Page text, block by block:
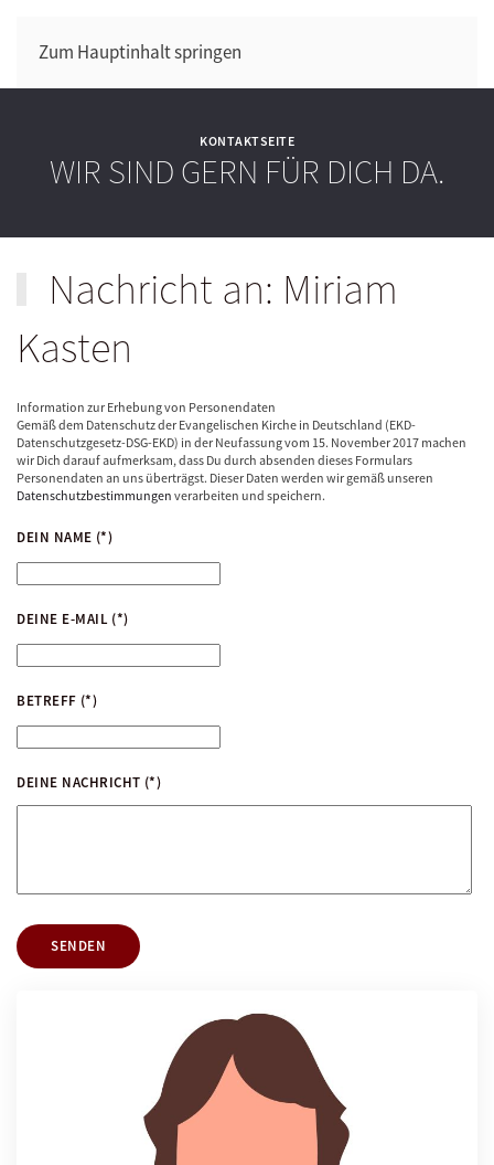
Zum Hauptinhalt springen
KONTAKTSEITE
WIR SIND GERN FÜR DICH DA.
Nachricht an: Miriam
Kasten
Information zur Erhebung von Personendaten
Gemäß dem Datenschutz der Evangelischen Kirche in Deutschland (EKD-
Datenschutzgesetz-DSG-EKD) in der Neufassung vom 15. November 2017 machen
wir Dich darauf aufmerksam, dass Du durch absenden dieses Formulars
Personendaten an uns überträgst. Dieser Daten werden wir gemäß unseren
Datenschutzbestimmungen verarbeiten und speichern.
DEIN NAME (*)
DEINE E-MAIL (*)
BETREFF (*)
DEINE NACHRICHT (*)
SENDEN